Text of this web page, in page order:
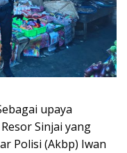
upaya
Sinjai yang
Polisi (Akbp) Iwan